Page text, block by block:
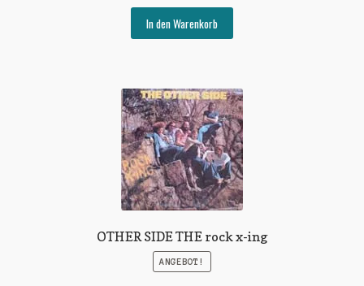
war:
€18,00€5,00.
In den Warenkorb
OTHER SIDE THE rock x-ing
ANGEBOT!